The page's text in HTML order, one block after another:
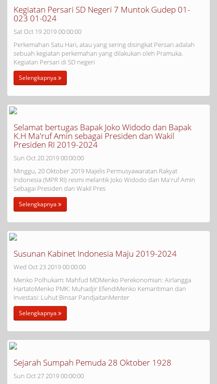
Kegiatan Persari SD Negeri 7 Muntok Gudep 01-
023 01-024
Sat Oct 19 2019 00:00:00
Perkemahan Satu Hari, atau yang sering disingkat Persari adalah
sebuah kegiatan perkemahan yang dilakukan oleh Pramuka.
Kegiatan Persari di SD negeri
Selengkapnya
Selamat bertugas Bapak Joko Widodo dan Bapak
K.H Ma'ruf Amin sebagai Presiden dan Wakil
Presiden RI 2019-2024
Sun Oct 20 2019 00:00:00
Minggu, 20 Oktober 2019 Majelis Permusyawaratan Rakyat
Indonesia (MPR RI) resmi melantik Joko Widodo dan Ma'ruf Amin
Sebagai Presiden dan Wakil Pres
Selengkapnya
Susunan Kabinet Indonesia Maju 2019-2024
Wed Oct 23 2019 00:00:00
Menko Polhukam: Mahfud MDMenko Perekonomian: Airlangga
HartatoMenko PMK: Muhadjir EfendiMenko Kemaritiman dan
Investasi: Luhut Binsar PandjaitanMenter
Selengkapnya
Sejarah Sumpah Pemuda 28 Oktober 1928
Sun Oct 27 2019 00:00:00